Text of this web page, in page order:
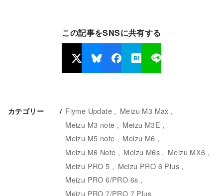
この記事をSNSに共有する
カテゴリー Flyme Update
Meizu M3 Max
Meizu M3 note
Meizu M3E
Meizu M5 note
Meizu M6
Meizu M6 Note
Meizu M6s
Meizu MX6
Meizu PRO 5
Meizu PRO 6 Plus
Meizu PRO 6/PRO 6s
Meizu PRO 7/PRO 7 Plus